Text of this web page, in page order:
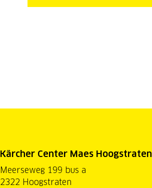
Kärcher Center Maes Hoogstraten
Meerseweg 199 bus a
2322 Hoogstraten